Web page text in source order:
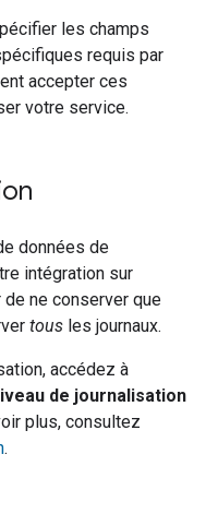
les champs
requis par
accepter ces
votre service.
données de
intégration sur
ne conserver que
tous les journaux.
accédez à
de journalisation
plus, consultez
.